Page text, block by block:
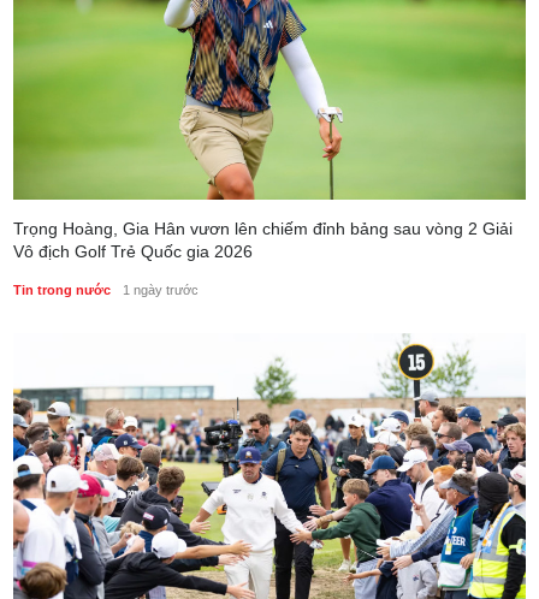
Trọng Hoàng, Gia Hân vươn lên chiếm đỉnh bảng sau vòng 2 Giải
Vô địch Golf Trẻ Quốc gia 2026
Tin trong nước 1 ngày trước